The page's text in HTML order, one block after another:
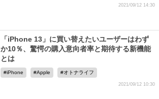
2021/09/12 14:30
「iPhone 13」に買い替えたいユーザーはわず
か10％、驚愕の購入意向者率と期待する新機能
とは
iPhone Apple オトナライフ
2021/09/12 10:30